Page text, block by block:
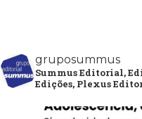
gruposummus
Summus Editorial,
Edições, Plexus